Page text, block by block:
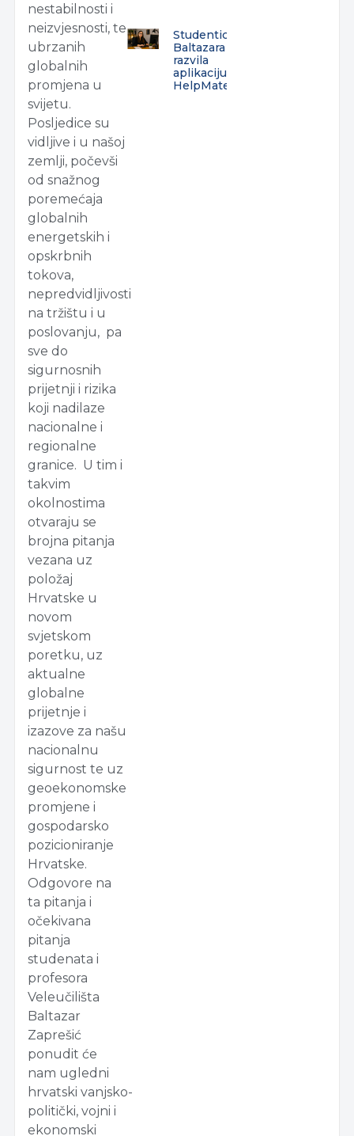
nestabilnosti i
neizvjesnosti, te
ubrzanih
globalnih
promjena u
svijetu.
Posljedice su
vidljive i u našoj
zemlji, počevši
od snažnog
poremećaja
globalnih
energetskih i
opskrbnih
tokova,
nepredvidljivosti
na tržištu i u
poslovanju, pa
sve do
sigurnosnih
prijetnji i rizika
koji nadilaze
nacionalne i
regionalne
granice. U tim i
takvim
okolnostima
otvaraju se
brojna pitanja
vezana uz
položaj
Hrvatske u
novom
svjetskom
poretku, uz
aktualne
globalne
prijetnje i
izazove za našu
nacionalnu
sigurnost te uz
geoekonomske
promjene i
gospodarsko
pozicioniranje
Hrvatske.
Odgovore na
ta pitanja i
očekivana
pitanja
studenata i
profesora
Veleučilišta
Baltazar
Zaprešić
ponudit će
nam ugledni
hrvatski vanjsko-
politički, vojni i
ekonomski
Studentica
Baltazara
razvila
aplikaciju
HelpMate